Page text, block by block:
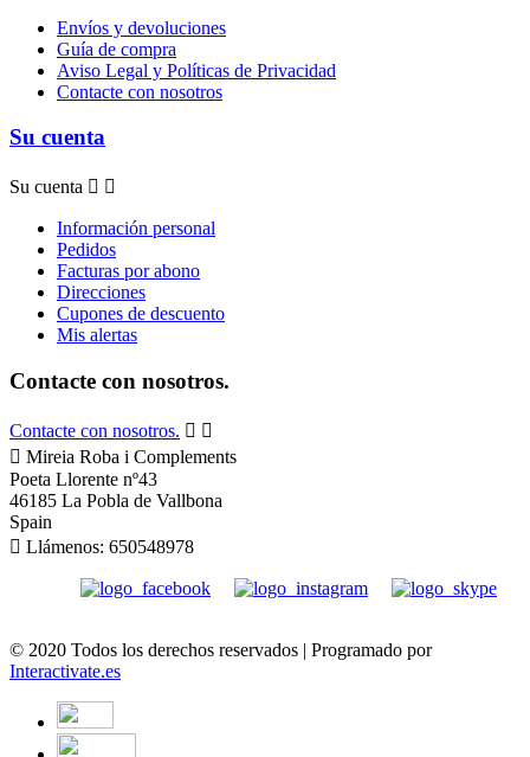
Envíos y devoluciones
Guía de compra
Aviso Legal y Políticas de Privacidad
Contacte con nosotros
Su cuenta
Su cuenta  
Información personal
Pedidos
Facturas por abono
Direcciones
Cupones de descuento
Mis alertas
Contacte con nosotros.
Contacte con nosotros.  
 Mireia Roba i Complements
Poeta Llorente nº43
46185 La Pobla de Vallbona
Spain
 Llámenos: 650548978
© 2020 Todos los derechos reservados | Programado por
Interactivate.es